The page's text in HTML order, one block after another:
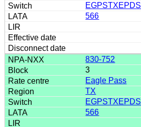
566
830-752
3
Eagle Pass
TX
566